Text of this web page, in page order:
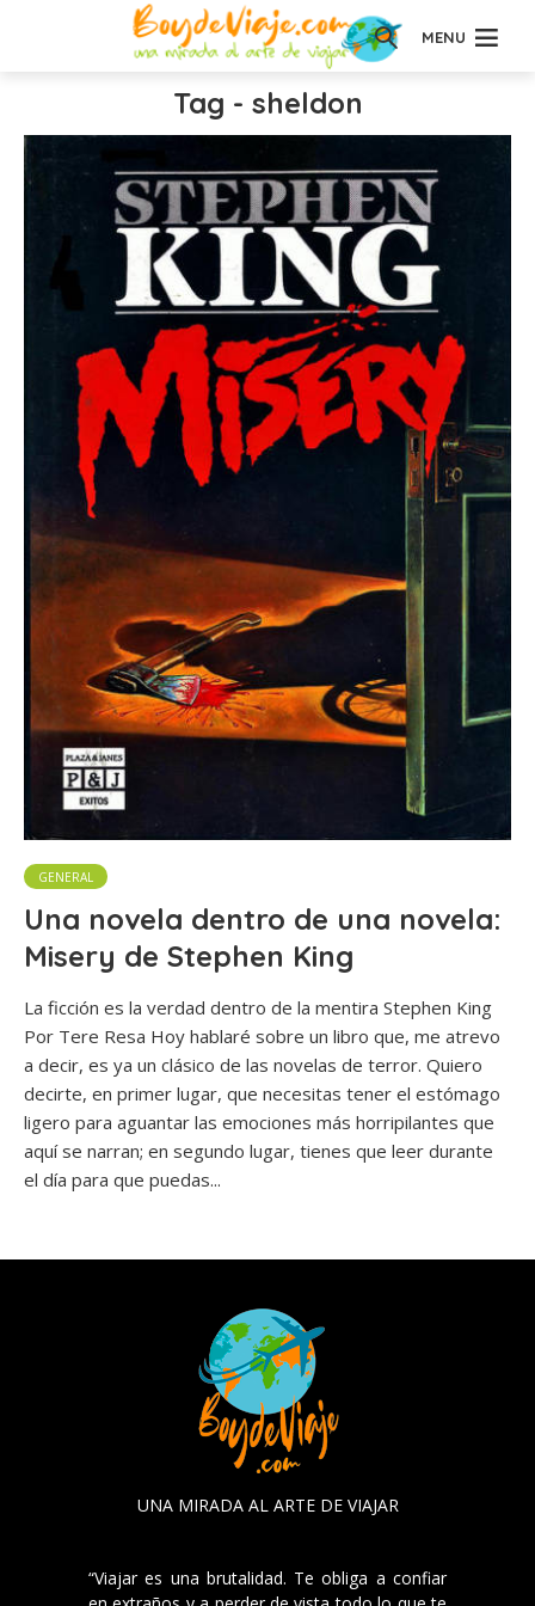
MENU
Tag - sheldon
GENERAL
Una novela dentro de una novela:
Misery de Stephen King
La ficción es la verdad dentro de la mentira Stephen King
Por Tere Resa Hoy hablaré sobre un libro que, me atrevo
a decir, es ya un clásico de las novelas de terror. Quiero
decirte, en primer lugar, que necesitas tener el estómago
ligero para aguantar las emociones más horripilantes que
aquí se narran; en segundo lugar, tienes que leer durante
el día para que puedas...
UNA MIRADA AL ARTE DE VIAJAR
“Viajar es una brutalidad. Te obliga a confiar